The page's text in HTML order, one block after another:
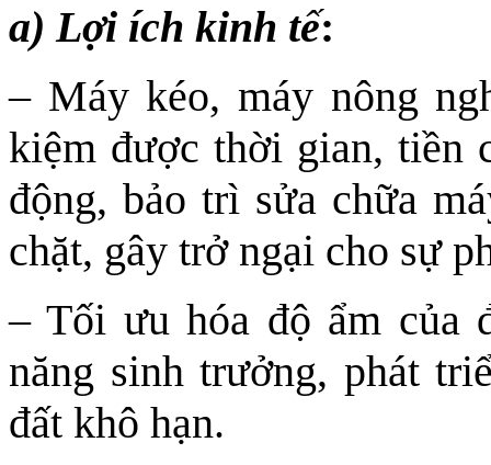
a) Lợi ích kinh tế:
– Máy kéo, máy nông
kiệm được thời gian, tiền
động, bảo trì sửa chữa
chặt, gây trở ngại cho sự
– Tối ưu hóa độ ẩm của
năng sinh trưởng, phát
đất khô hạn.